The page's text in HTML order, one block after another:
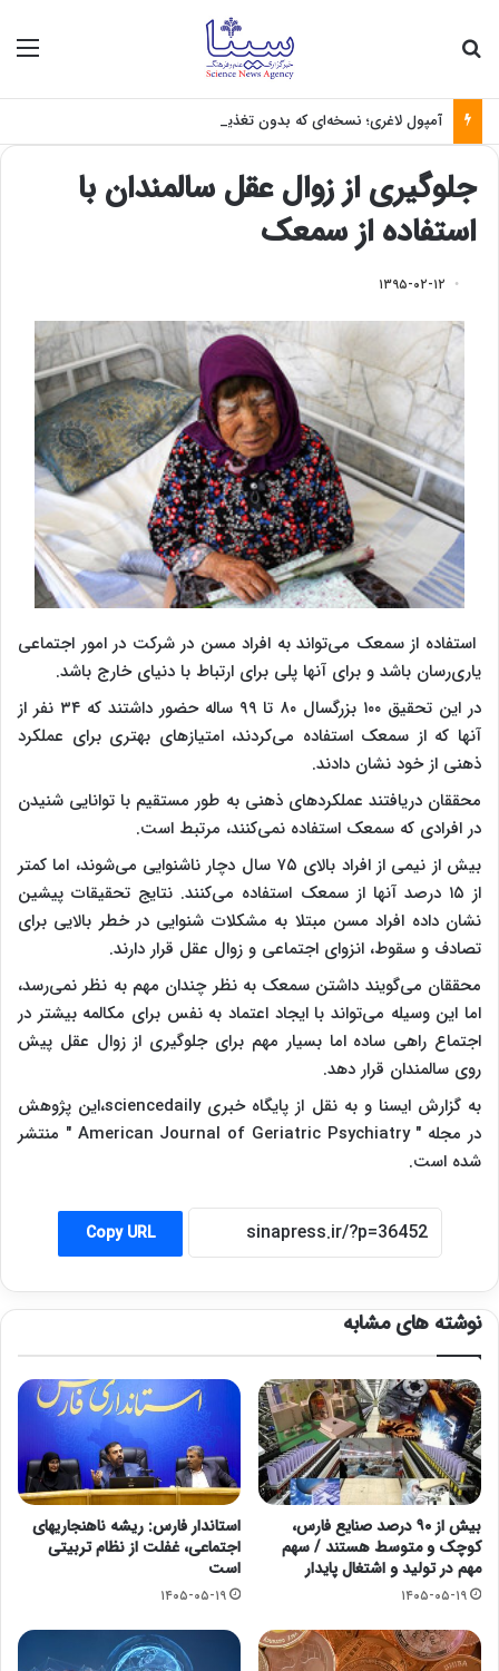
آمپول لاغری؛ نسخه‌ای که بدون تغذیه خطرناک می‌شود
جلوگیری از زوال عقل سالمندان با
استفاده از سمعک
۱۳۹۵-۰۲-۱۲
استفاده از سمعک می‌تواند به افراد مسن در شرکت در امور اجتماعی
یاری‌رسان باشد و برای آنها پلی برای ارتباط با دنیای خارج باشد.
در این تحقیق ۱۰۰ بزرگسال ۸۰ تا ۹۹ ساله حضور داشتند که ۳۴ نفر از
آنها که از سمعک استفاده می‌کردند، امتیازهای بهتری برای عملکرد
ذهنی از خود نشان دادند.
محققان دریافتند عملکردهای ذهنی به طور مستقیم با توانایی شنیدن
در افرادی که سمعک استفاده نمی‌کنند، مرتبط است.
بیش از نیمی از افراد بالای ۷۵ سال دچار ناشنوایی می‌شوند، اما کمتر
از ۱۵ درصد آنها از سمعک استفاده می‌کنند. نتایج تحقیقات پیشین
نشان داده افراد مسن مبتلا به مشکلات شنوایی در خطر بالایی برای
تصادف و سقوط، انزوای اجتماعی و زوال عقل قرار دارند.
محققان می‌گویند داشتن سمعک به نظر چندان مهم به نظر نمی‌رسد،
اما این وسیله می‌تواند با ایجاد اعتماد به نفس برای مکالمه بیشتر در
اجتماع راهی ساده اما بسیار مهم برای جلوگیری از زوال عقل پیش
روی سالمندان قرار دهد.
به گزارش ایسنا و به نقل از پایگاه خبری sciencedaily،
این پژوهش
در مجله " American Journal of Geriatric Psychiatry " منتشر
شده است.
Copy URL
نوشته های مشابه
بیش از ۹۰ درصد صنایع فارس،
کوچک و متوسط هستند / سهم
مهم در تولید و اشتغال پایدار
۱۴۰۵-۰۵-۱۹
استاندار فارس: ریشه ناهنجاریهای
اجتماعی، غفلت از نظام تربیتی
است
۱۴۰۵-۰۵-۱۹